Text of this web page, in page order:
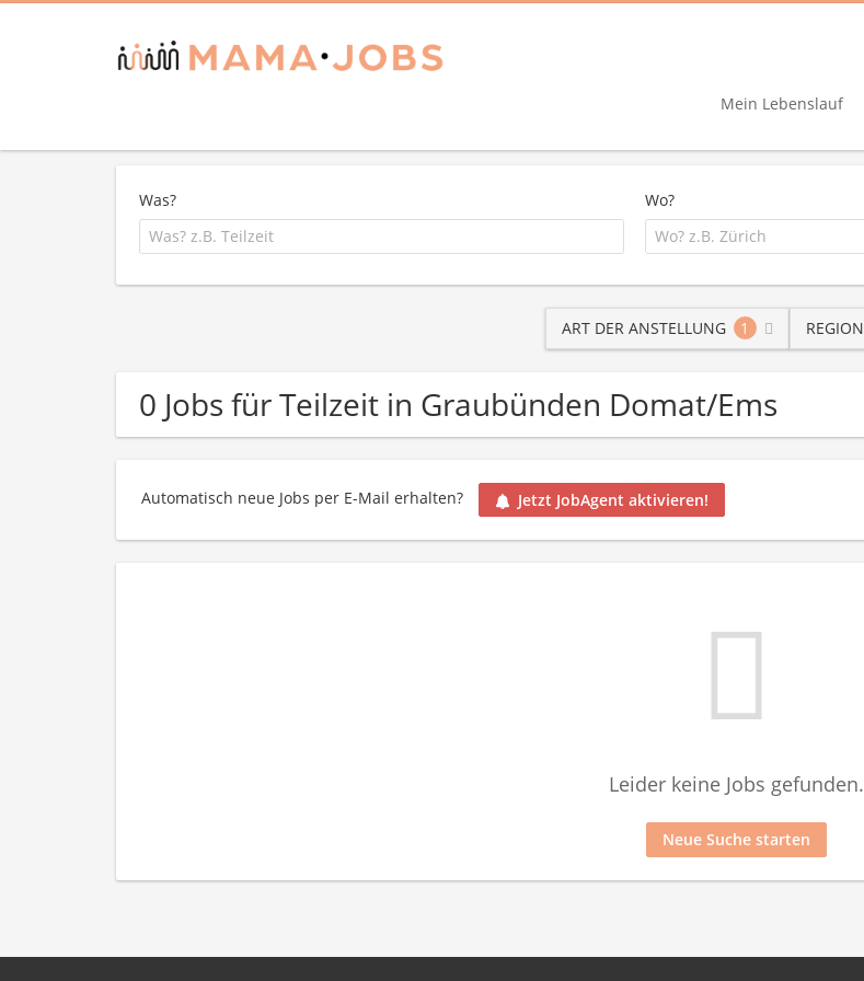
Mein Lebenslauf
Was? Wo?
ART DER ANSTELLUNG 1 REGION
0 Jobs für Teilzeit in Graubünden Domat/Ems
Automatisch neue Jobs per E-Mail erhalten? Jetzt JobAgent aktivieren!
Leider keine Jobs gefunden.
Neue Suche starten